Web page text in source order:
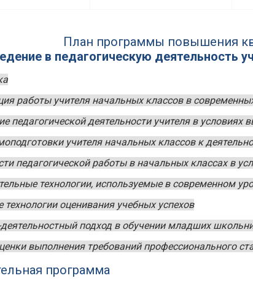
План программы повышения
в педагогическую деятельность
работы учителя начальных классов в
педагогической деятельности учителя в условиях
учителя начальных классов к
педагогической работы в начальных классах в
технологии, используемые в современном
технологии оценивания учебных успехов
подход в обучении младших
выполнения требований профессионального
программа